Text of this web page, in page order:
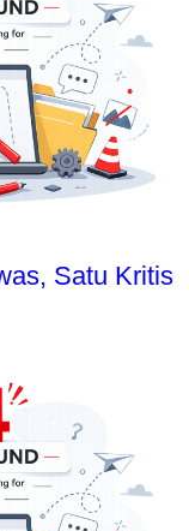
Satu Kritis